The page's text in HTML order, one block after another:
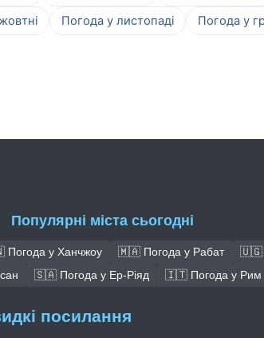
Погода у листопаді Погода у
Популярні міста сьогодні
у Ханчжоу 🇲🇦 Погода у Рабат 🇺🇬
🇸🇦 Погода у Ер-Ріяд 🇮🇹 Погода у Рим
посилання